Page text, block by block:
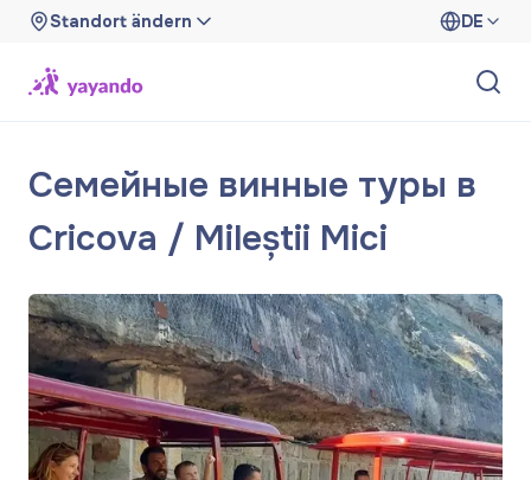
Standort ändern DE
Семейные винные туры в
Cricova / Mileștii Mici